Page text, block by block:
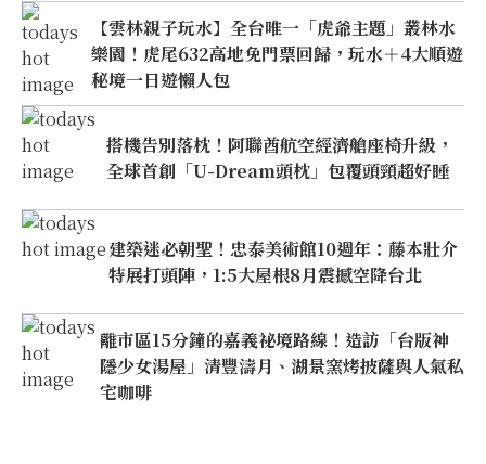
【雲林親子玩水】全台唯一「虎爺主題」叢林水
樂園！虎尾632高地免門票回歸，玩水＋4大順遊
秘境一日遊懶人包
搭機告別落枕！阿聯酋航空經濟艙座椅升級，
全球首創「U-Dream頭枕」包覆頭頸超好睡
建築迷必朝聖！忠泰美術館10週年：藤本壯介
特展打頭陣，1:5大屋根8月震撼空降台北
離市區15分鐘的嘉義祕境路線！造訪「台版神
隱少女湯屋」清豐濤月、湖景窯烤披薩與人氣私
宅咖啡